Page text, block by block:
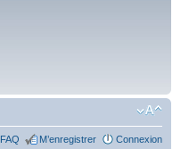
FAQ M’enregistrer Connexion